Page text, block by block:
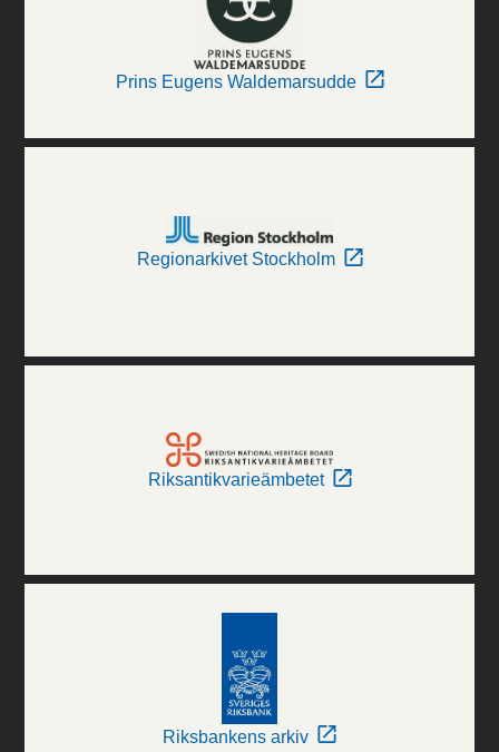
Prins Eugens Waldemarsudde
Regionarkivet Stockholm
Riksantikvarieämbetet
Riksbankens arkiv